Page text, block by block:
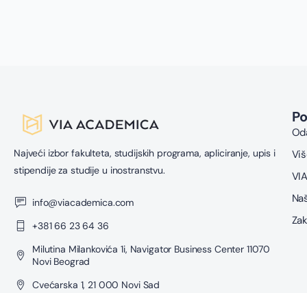
Najveći izbor fakulteta, studijskih programa, apliciranje, upis i
stipendije za studije u inostranstvu.
info@viacademica.com
+381 66 23 64 36
Milutina Milankovića 1i, Navigator Business Center 11070
Novi Beograd
Cvećarska 1, 21 000 Novi Sad